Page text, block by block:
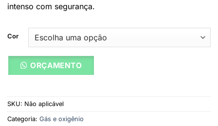
intenso com segurança.
Cor
ORÇAMENTO
SKU: Não aplicável
Categoria: Gás e oxigênio